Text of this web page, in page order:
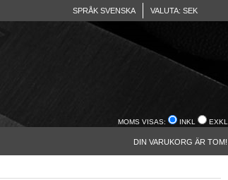
SPRÅK SVENSKA VALUTA: SEK
MOMS VISAS: INKL EXKL
DIN VARUKORG ÄR TOM!